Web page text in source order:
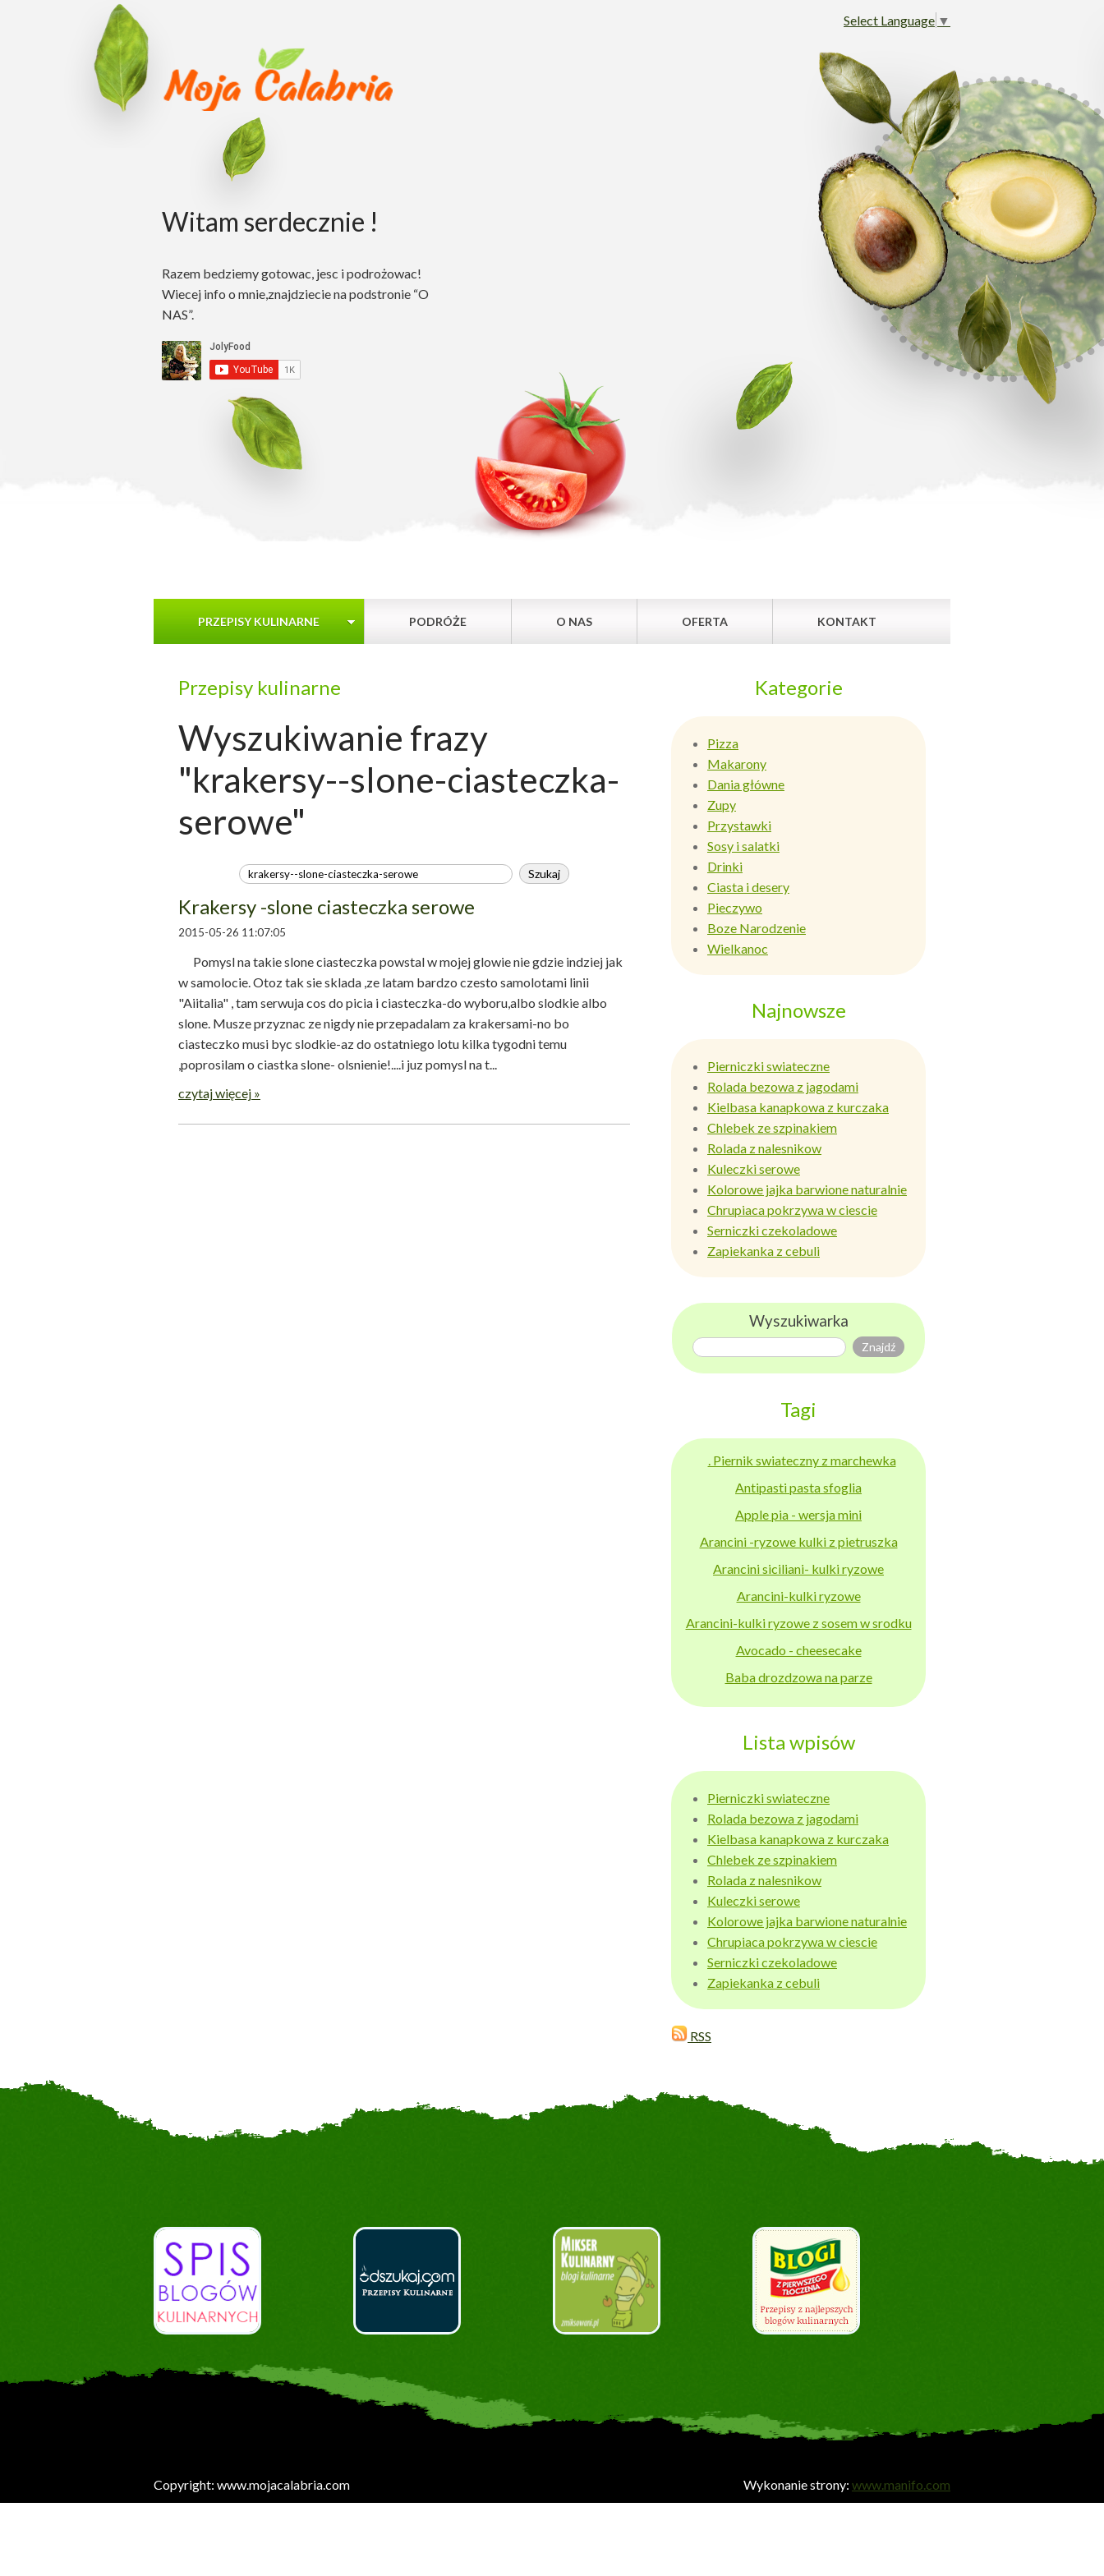
Witam serdecznie !
Razem bedziemy gotowac, jesc i podrożowac!
Wiecej info o mnie,znajdziecie na podstronie “O
NAS”.
Select Language ▼
PRZEPISY KULINARNE PODRÓŻE O NAS OFERTA KONTAKT
Przepisy kulinarne
Wyszukiwanie frazy
"krakersy--slone-ciasteczka-
serowe"
Krakersy -slone ciasteczka serowe
2015-05-26 11:07:05
Pomysl na takie slone ciasteczka powstal w mojej glowie nie gdzie indziej jak
w samolocie. Otoz tak sie sklada ,ze latam bardzo czesto samolotami linii
"Aiitalia" , tam serwuja cos do picia i ciasteczka-do wyboru,albo slodkie albo
slone. Musze przyznac ze nigdy nie przepadalam za krakersami-no bo
ciasteczko musi byc slodkie-az do ostatniego lotu kilka tygodni temu
,poprosilam o ciastka slone- olsnienie!....i juz pomysl na t...
czytaj więcej »
Kategorie
Pizza
Makarony
Dania główne
Zupy
Przystawki
Sosy i salatki
Drinki
Ciasta i desery
Pieczywo
Boze Narodzenie
Wielkanoc
Najnowsze
Pierniczki swiateczne
Rolada bezowa z jagodami
Kielbasa kanapkowa z kurczaka
Chlebek ze szpinakiem
Rolada z nalesnikow
Kuleczki serowe
Kolorowe jajka barwione naturalnie
Chrupiaca pokrzywa w ciescie
Serniczki czekoladowe
Zapiekanka z cebuli
Wyszukiwarka
Tagi
. Piernik swiateczny z marchewka
Antipasti pasta sfoglia
Apple pia - wersja mini
Arancini -ryzowe kulki z pietruszka
Arancini siciliani- kulki ryzowe
Arancini-kulki ryzowe
Arancini-kulki ryzowe z sosem w srodku
Avocado - cheesecake
Baba drozdzowa na parze
Lista wpisów
Pierniczki swiateczne
Rolada bezowa z jagodami
Kielbasa kanapkowa z kurczaka
Chlebek ze szpinakiem
Rolada z nalesnikow
Kuleczki serowe
Kolorowe jajka barwione naturalnie
Chrupiaca pokrzywa w ciescie
Serniczki czekoladowe
Zapiekanka z cebuli
RSS
Copyright: www.mojacalabria.com Wykonanie strony: www.manifo.com